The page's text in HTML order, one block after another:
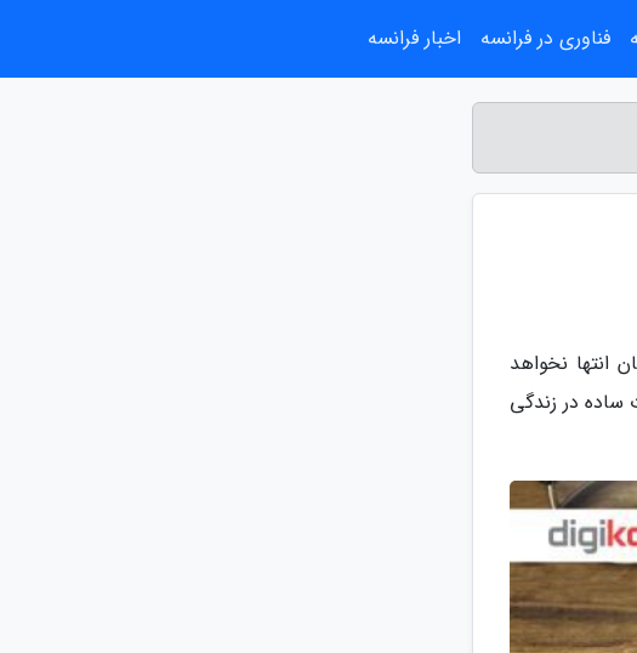
انتها نخواهد
ما اتفاقات بزرگ آینده مان را می سازند. یک تغییر و ایجاد 3 عادت ساده در زندگی
فناوری در فرانسه اخبار فرانسه